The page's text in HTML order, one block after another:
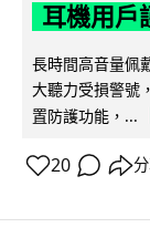
耳機用
長時間高音量佩
大聽力受損警號
置防護功能，...
20